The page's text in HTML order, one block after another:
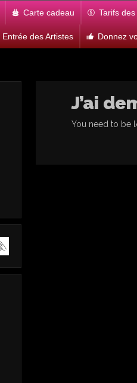
Carte cadeau Tarifs
Entrée des Artistes Donnez
J’ai
You need to be